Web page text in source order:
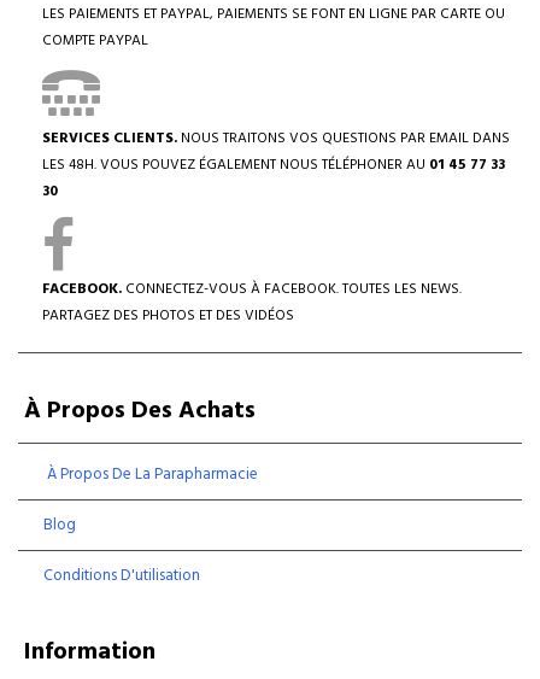
LES PAIEMENTS ET PAYPAL, PAIEMENTS SE FONT EN LIGNE PAR CARTE OU
COMPTE PAYPAL
SERVICES CLIENTS. NOUS TRAITONS VOS QUESTIONS PAR EMAIL DANS
LES 48H. VOUS POUVEZ ÉGALEMENT NOUS TÉLÉPHONER AU 01 45 77 33
30
FACEBOOK. CONNECTEZ-VOUS À FACEBOOK. TOUTES LES NEWS.
PARTAGEZ DES PHOTOS ET DES VIDÉOS
À Propos Des Achats
À Propos De La Parapharmacie
Blog
Conditions D'utilisation
Information